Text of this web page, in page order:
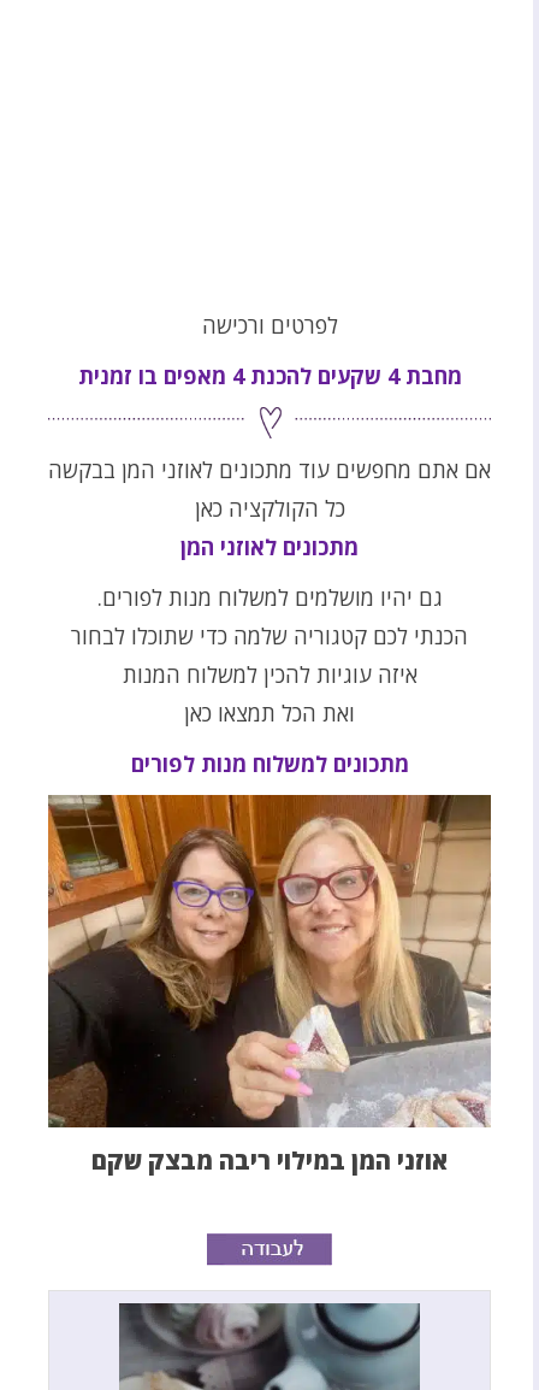
לפרטים ורכישה
מחבת 4 שקעים להכנת 4 מאפים בו זמנית
אם אתם מחפשים עוד מתכונים לאוזני המן בבקשה
כל הקולקציה כאן
מתכונים לאוזני המן
גם יהיו מושלמים למשלוח מנות לפורים.
הכנתי לכם קטגוריה שלמה כדי שתוכלו לבחור
איזה עוגיות להכין למשלוח המנות
ואת הכל תמצאו כאן
מתכונים למשלוח מנות לפורים
אוזני המן במילוי ריבה מבצק שקם